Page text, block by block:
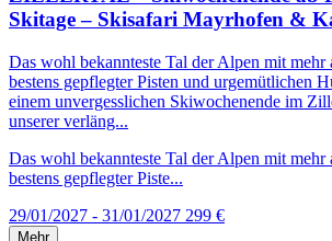
Skitage – Skisafari Mayrhofen &
Das wohl bekannteste Tal der Alpen mit mehr
bestens gepflegter Pisten und urgemütlichen
einem unvergesslichen Skiwochenende im
unserer verläng...
Das wohl bekannteste Tal der Alpen mit mehr
bestens gepflegter Piste...
29/01/2027 - 31/01/2027 299 €
Mehr